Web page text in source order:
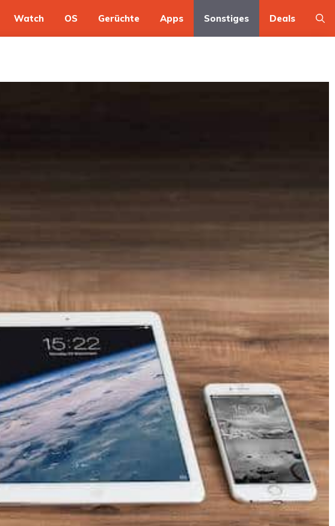
Watch OS Gerüchte Apps Sonstiges Deals